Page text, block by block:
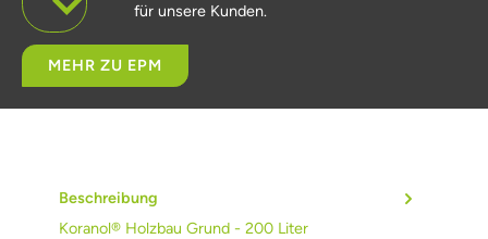
für unsere Kunden.
MEHR ZU EPM
Beschreibung
Koranol® Holzbau Grund - 200 Liter